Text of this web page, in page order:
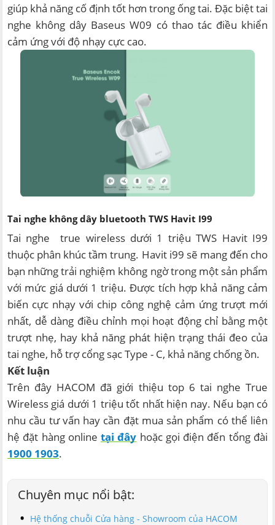
giúp khả năng cố định tốt hơn trong ống tai. Đặc biệt tai
nghe không dây Baseus W09 có thao tác điều khiển
cảm ứng với độ nhạy cực cao.
Tai nghe không dây bluetooth TWS Havit I99
Tai nghe true wireless dưới 1 triệu TWS Havit I99
thuộc phân khúc tầm trung. Havit i99 sẽ mang đến cho
bạn những trải nghiệm không ngờ trong một sản phẩm
với mức giá dưới 1 triệu. Được tích hợp khả năng cảm
biến cực nhạy với chip công nghệ cảm ứng trượt mới
nhất, dễ dàng điều chỉnh mọi hoạt động chỉ bằng một
trượt nhẹ, hay khả năng phát hiện trạng thái đeo của
tai nghe, hỗ trợ cổng sạc Type - C, khả năng chống ồn.
Kết luận
Trên đây HACOM đã giới thiệu top 6 tai nghe True
Wireless giá dưới 1 triệu tốt nhất hiện nay. Nếu bạn có
nhu cầu tư vấn hay cần đặt mua sản phẩm có thể liên
hệ đặt hàng onlinetại đây hoặc gọi điện đến tổng đài
1900 1903.
Chuyên mục nổi bật:
Hệ thống chuỗi Cửa hàng - Showroom của HACOM